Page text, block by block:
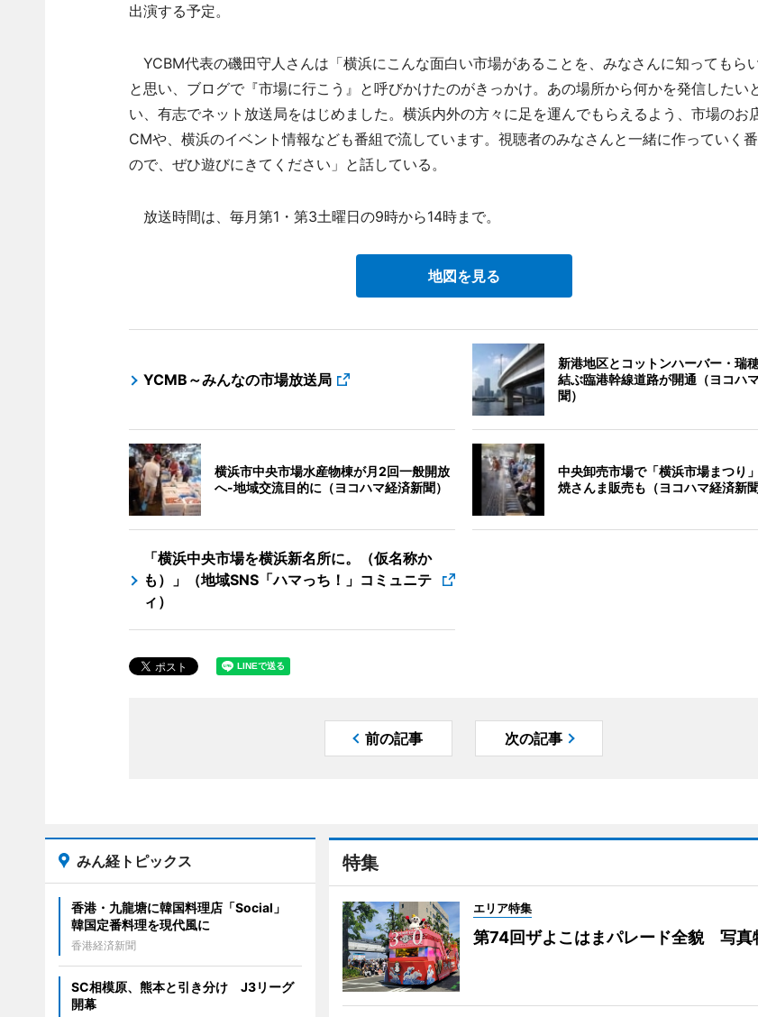
出演する予定。
YCBM代表の磯田守人さんは「横浜にこんな面白い市場があることを、みなさんに知ってもら
と思い、ブログで『市場に行こう』と呼びかけたのがきっかけ。あの場所から何かを発信したい
い、有志でネット放送局をはじめました。横浜内外の方々に足を運んでもらえるよう、市場のお
CMや、横浜のイベント情報なども番組で流しています。視聴者のみなさんと一緒に作っていく
ので、ぜひ遊びにきてください」と話している。
放送時間は、毎月第1・第3土曜日の9時から14時まで。
地図を見る
YCMB～みんなの市場放送局
新港地区とコットンハーバー・瑞
結ぶ臨港幹線道路が開通（ヨコハ
聞）
横浜市中央市場水産物棟が月2回一般開放
へ-地域交流目的に（ヨコハマ経済新聞）
中央卸売市場で「横浜市場まつり
焼さんま販売も（ヨコハマ経済新聞
「横浜中央市場を横浜新名所に。（仮名称か
も）」（地域SNS「ハマっち！」コミュニテ
ィ）
前の記事 次の記事
特集
エリア特集
第74回ザよこはまパレード全貌 写
みん経トピックス
香港・九龍塘に韓国料理店「Social」
韓国定番料理を現代風に
香港経済新聞
SC相模原、熊本と引き分け J3リーグ
開幕